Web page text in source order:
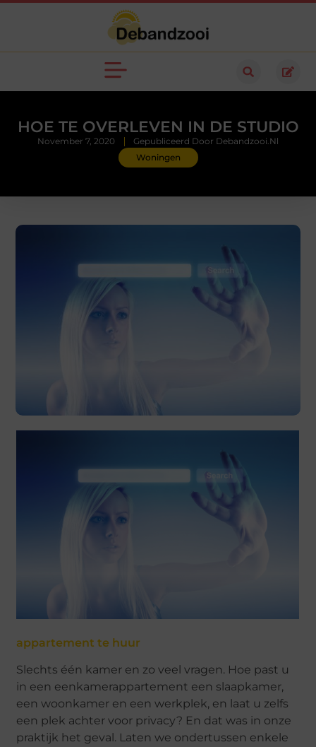
HOE TE OVERLEVEN IN DE STUDIO
Woningen
November 7, 2020 Gepubliceerd Door Debandzooi.nl
appartement te huur
Slechts één kamer en zo veel vragen. Hoe past u
in een eenkamerappartement een slaapkamer,
een woonkamer en een werkplek, en laat u zelfs
een plek achter voor privacy? En dat was in onze
praktijk het geval. Laten we ondertussen enkele